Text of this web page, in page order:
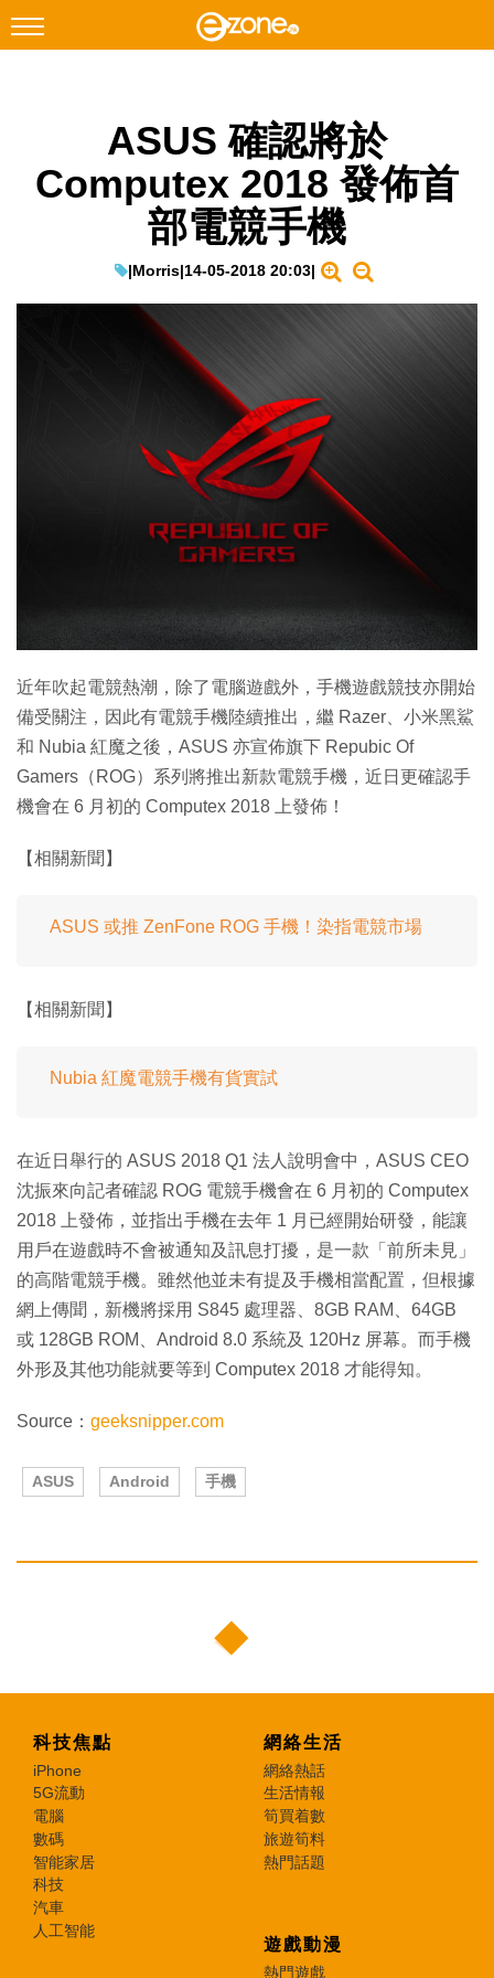
Instagram
科技焦點
教學評測
Enterprise Digital Transformation
ASUS 確認將於
Computex 2018 發佈首
部電競手機
|Morris|14-05-2018 20:03|
近年吹起電競熱潮，除了電腦遊戲外，手機遊戲競技亦開始
備受關注，因此有電競手機陸續推出，繼 Razer、小米黑鯊
和 Nubia 紅魔之後，ASUS 亦宣佈旗下 Repubic Of
Gamers（ROG）系列將推出新款電競手機，近日更確認手
機會在 6 月初的 Computex 2018 上發佈！
【相關新聞】
ASUS 或推 ZenFone ROG 手機！染指電競市場
【相關新聞】
Nubia 紅魔電競手機有貨實試
在近日舉行的 ASUS 2018 Q1 法人說明會中，ASUS CEO
沈振來向記者確認 ROG 電競手機會在 6 月初的 Computex
2018 上發佈，並指出手機在去年 1 月已經開始研發，能讓
用戶在遊戲時不會被通知及訊息打擾，是一款「前所未見」
的高階電競手機。雖然他並未有提及手機相當配置，但根據
網上傳聞，新機將採用 S845 處理器、8GB RAM、64GB
或 128GB ROM、Android 8.0 系統及 120Hz 屏幕。而手機
外形及其他功能就要等到 Computex 2018 才能得知。
Source： geeksnipper.com
ASUS Android 手機
科技焦點
iPhone
5G流動
電腦
數碼
智能家居
科技
汽車
人工智能
網絡生活
網絡熱話
生活情報
筍買着數
旅遊筍料
熱門話題
遊戲動漫
熱門遊戲